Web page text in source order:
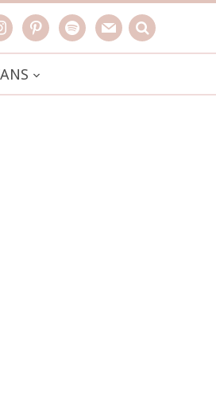
pinterestspotifymail search